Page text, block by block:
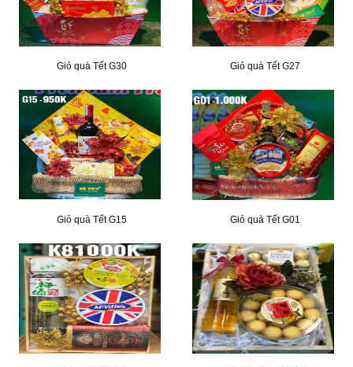
Giỏ quà Tết G30 Giỏ quà Tết G27
Giỏ quà Tết G15 Giỏ quà Tết G01